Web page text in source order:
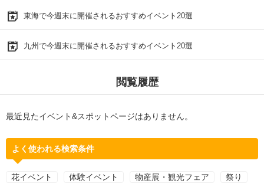
東海で今週末に開催されるおすすめイベント20選
九州で今週末に開催されるおすすめイベント20選
閲覧履歴
最近見たイベント&スポットページはありません。
よく使われる検索条件
花イベント 体験イベント 物産展・観光フェア 祭り